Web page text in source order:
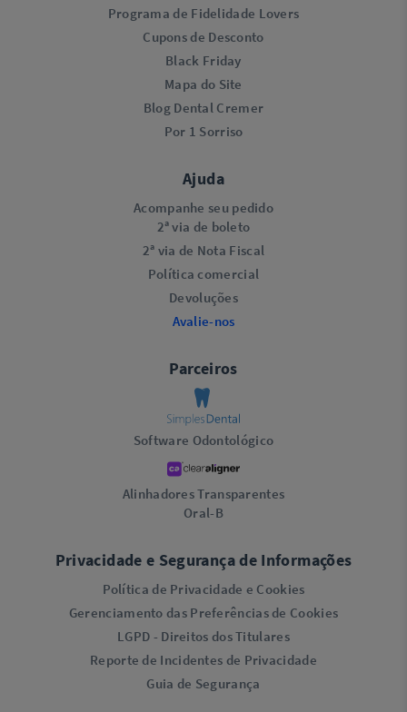
Programa de Fidelidade Lovers​
Cupons de Desconto
Black Friday
Mapa do Site
Blog Dental Cremer
Por 1 Sorriso
Ajuda
Acompanhe seu pedido
2ª via de boleto
2ª via de Nota Fiscal
Política comercial
Devoluções
Avalie-nos
Parceiros
Software Odontológico
Alinhadores Transparentes
Oral-B
Privacidade e Segurança de Informações
Política de Privacidade e Cookies
Gerenciamento das Preferências de Cookies
LGPD - Direitos dos Titulares
Reporte de Incidentes de Privacidade
Guia de Segurança